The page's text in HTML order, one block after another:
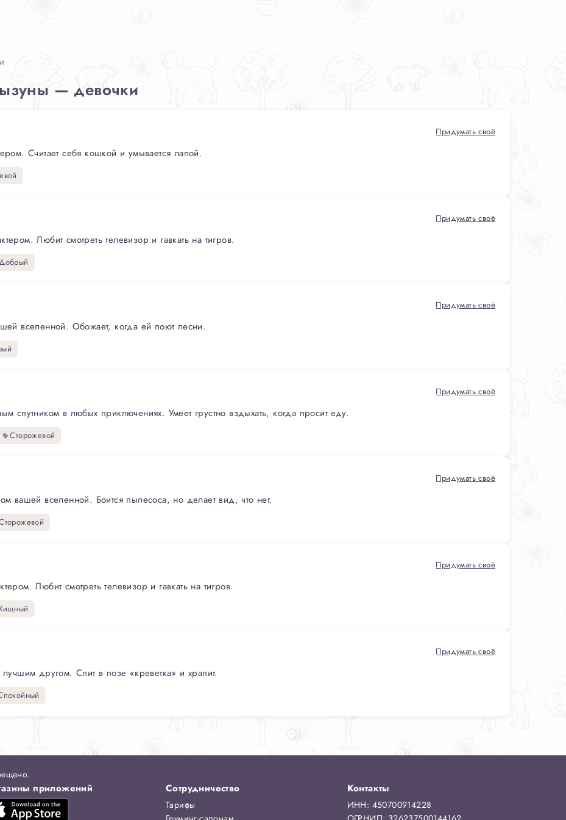
— девочки
Придумать своё
Считает себя кошкой и умывается лапой.
Придумать своё
Любит смотреть телевизор и гавкать на тигров.
Придумать своё
вселенной. Обожает, когда ей поют песни.
Придумать своё
спутником в любых приключениях. Умеет грустно вздыхать, когда просит еду.
Сторожевой
Придумать своё
вашей вселенной. Боится пылесоса, но делает вид, что нет.
Придумать своё
Любит смотреть телевизор и гавкать на тигров.
Придумать своё
другом. Спит в позе «креветка» и храпит.
приложений Сотрудничество
Тарифы
Контакты
ИНН: 450700914228